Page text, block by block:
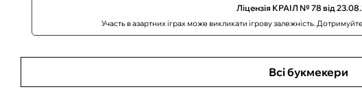
Ліцензія КРАІЛ № 78 від
Участь в азартних іграх може викликати ігрову залежність.
Всі букмекери